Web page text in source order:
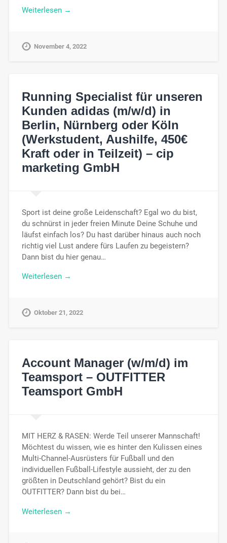
Weiterlesen →
November 4, 2022
Running Specialist für unseren
Kunden adidas (m/w/d) in
Berlin, Nürnberg oder Köln
(Werkstudent, Aushilfe, 450€
Kraft oder in Teilzeit) – cip
marketing GmbH
Sport ist deine große Leidenschaft? Egal wo du bist,
du schnürst in jeder freien Minute Deine Schuhe und
läufst einfach los? Du hast darüber hinaus auch noch
richtig viel Lust andere fürs Laufen zu begeistern?
Dann bist du hier genau…
Weiterlesen →
Oktober 21, 2022
Account Manager (w/m/d) im
Teamsport – OUTFITTER
Teamsport GmbH
MIT HERZ & RASEN: Werde Teil unserer Mannschaft!
Möchtest du wissen, wie es hinter den Kulissen eines
Multi-Channel-Ausrüsters für Fußball und den
individuellen Fußball-Lifestyle aussieht, der zu den
größten in Deutschland gehört? Bist du ein
OUTFITTER? Dann bist du bei…
Weiterlesen →